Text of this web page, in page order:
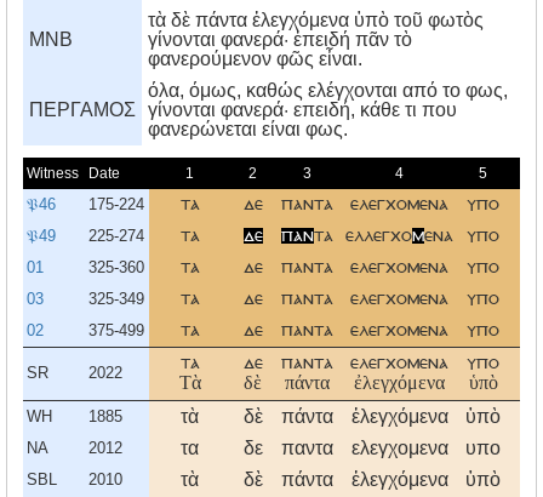
MNB
τὰ δὲ πάντα ἐλεγχόμενα ὑπὸ τοῦ φωτὸς
γίνονται φανερά· ἐπειδή πᾶν τὸ
φανερούμενον φῶς εἶναι.
ΠΕΡΓΑΜΟΣ
όλα, όμως, καθώς ελέγχονται από το φως,
γίνονται φανερά· επειδή, κάθε τι που
φανερώνεται είναι φως.
Witness Date 1 2 3 4 5
𝔓46 175-224 τα δε παντα ελεγχομενα υπο
𝔓49 225-274 τα δε παντα ελλεγχομενα υπο
01 325-360 τα δε παντα ελεγχομενα υπο
03 325-349 τα δε παντα ελεγχομενα υπο
02 375-499 τα δε παντα ελεγχομενα υπο
SR 2022
τα
Τὰ
δε
δὲ
παντα
πάντα
ελεγχομενα
ἐλεγχόμενα
υπο
ὑπὸ
WH 1885 τὰ δὲ πάντα ἐλεγχόμενα ὑπὸ
NA 2012 τα δε παντα ελεγχομενα υπο
SBL 2010 τὰ δὲ πάντα ἐλεγχόμενα ὑπὸ